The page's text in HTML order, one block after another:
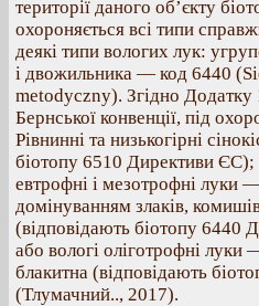
території даного об’єкту
охороняється всі типи
деякі типи вологих лук:
і двожильника — код 6440
metodyczny). Згідно
Бернської конвенції, під
Рівнинні та низькогірні
біотопу 6510 Директиви ЄС);
евтрофні і мезотрофні луки
домінуванням злаків,
(відповідають біотопу
або вологі оліготрофні луки
блакитна (відповідають
(Тлумачний.., 2017).